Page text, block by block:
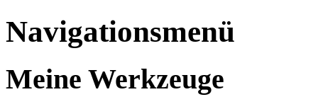
Navigationsmenü
Meine Werkzeuge